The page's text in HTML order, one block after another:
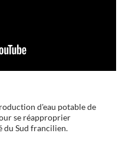
d'eau potable de
se réapproprier
du Sud francilien.